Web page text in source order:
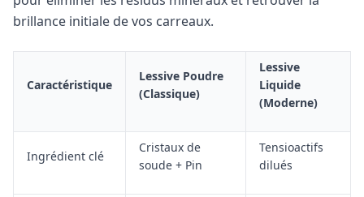
brillance initiale de vos carreaux.
Caractéristique
Lessive Poudre
(Classique)
Lessive
Liquide
(Moderne)
Ingrédient clé
Cristaux de
soude + Pin
Tensioactifs
dilués